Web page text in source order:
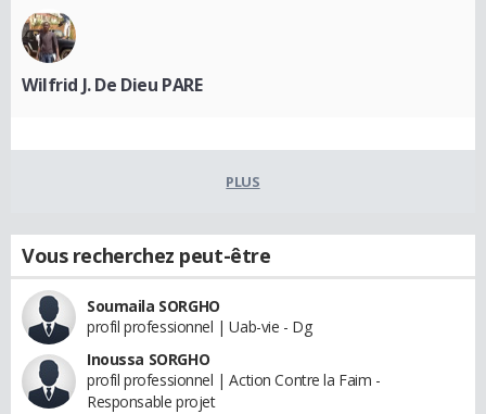
Wilfrid J. De Dieu PARE
PLUS
Vous recherchez peut-être
Soumaila SORGHO
profil professionnel | Uab-vie - Dg
Inoussa SORGHO
profil professionnel | Action Contre la Faim -
Responsable projet